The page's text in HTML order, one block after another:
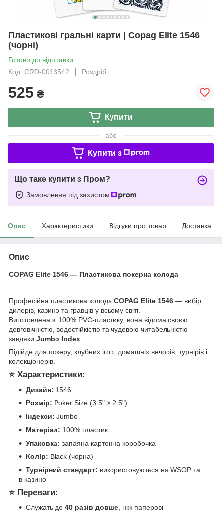
Пластикові гральні карти | Copag Elite 1546
(чорні)
Готово до відправки
Код: CRD-0013542
Роздріб
525 ₴
Купити
або
Купити з
Що таке купити з Пром?
Замовлення під захистом
Опис Характеристики Відгуки про товар Доставка
Опис
COPAG Elite 1546 — Пластикова покерна колода
Професійна пластикова колода COPAG Elite 1546 — вибір
дилерів, казино та гравців у всьому світі.
Виготовлена зі 100% PVC-пластику, вона відома своєю
довговічністю, водостійкістю та чудовою читабельністю
завдяки Jumbo Index
Підійде для покеру, клубних ігор, домашніх вечорів, турнірів і
колекціонерів.
⭐ Характеристики:
Дизайн: 1546
Розмір: Poker Size (3.5" × 2.5")
Індекси: Jumbo
Матеріал: 100% пластик
Упаковка: запаяна картонна коробочка
Колір: Black (чорна)
Турнірний стандарт: використовуються на WSOP та
в казино
⭐ Переваги:
Служать до 40 разів довше, ніж паперові